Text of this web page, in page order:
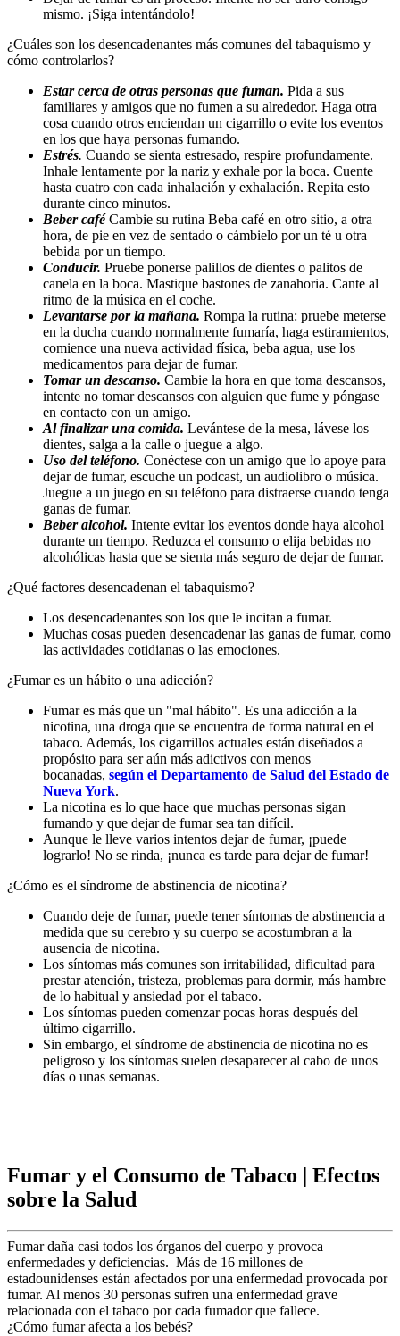
mismo. ¡Siga intentándolo!
¿Cuáles son los desencadenantes más comunes del tabaquismo y
cómo controlarlos?
Estar cerca de otras personas que fuman. Pida a sus
familiares y amigos que no fumen a su alrededor. Haga otra
cosa cuando otros enciendan un cigarrillo o evite los eventos
en los que haya personas fumando.
Estrés. Cuando se sienta estresado, respire profundamente.
Inhale lentamente por la nariz y exhale por la boca. Cuente
hasta cuatro con cada inhalación y exhalación. Repita esto
durante cinco minutos.
Beber caféCambie su rutina Beba café en otro sitio, a otra
hora, de pie en vez de sentado o cámbielo por un té u otra
bebida por un tiempo.
Conducir. Pruebe ponerse palillos de dientes o palitos de
canela en la boca. Mastique bastones de zanahoria. Cante al
ritmo de la música en el coche.
Levantarse por la mañana. Rompa la rutina: pruebe meterse
en la ducha cuando normalmente fumaría, haga estiramientos,
comience una nueva actividad física, beba agua, use los
medicamentos para dejar de fumar.
Tomar un descanso. Cambie la hora en que toma descansos,
intente no tomar descansos con alguien que fume y póngase
en contacto con un amigo.
Al finalizar una comida. Levántese de la mesa, lávese los
dientes, salga a la calle o juegue a algo.
Uso del teléfono. Conéctese con un amigo que lo apoye para
dejar de fumar, escuche un podcast, un audiolibro o música.
Juegue a un juego en su teléfono para distraerse cuando tenga
ganas de fumar.
Beber alcohol. Intente evitar los eventos donde haya alcohol
durante un tiempo. Reduzca el consumo o elija bebidas no
alcohólicas hasta que se sienta más seguro de dejar de fumar.
¿Qué factores desencadenan el tabaquismo?
Los desencadenantes son los que le incitan a fumar.
Muchas cosas pueden desencadenar las ganas de fumar, como
las actividades cotidianas o las emociones.
¿Fumar es un hábito o una adicción?
Fumar es más que un "mal hábito". Es una adicción a la
nicotina, una droga que se encuentra de forma natural en el
tabaco. Además, los cigarrillos actuales están diseñados a
propósito para ser aún más adictivos con menos
bocanadas, según el Departamento de Salud del Estado de
Nueva York.
La nicotina es lo que hace que muchas personas sigan
fumando y que dejar de fumar sea tan difícil.
Aunque le lleve varios intentos dejar de fumar, ¡puede
lograrlo! No se rinda, ¡nunca es tarde para dejar de fumar!
¿Cómo es el síndrome de abstinencia de nicotina?
Cuando deje de fumar, puede tener síntomas de abstinencia a
medida que su cerebro y su cuerpo se acostumbran a la
ausencia de nicotina.
Los síntomas más comunes son irritabilidad, dificultad para
prestar atención, tristeza, problemas para dormir, más hambre
de lo habitual y ansiedad por el tabaco.
Los síntomas pueden comenzar pocas horas después del
último cigarrillo.
Sin embargo, el síndrome de abstinencia de nicotina no es
peligroso y los síntomas suelen desaparecer al cabo de unos
días o unas semanas.
Fumar y el Consumo de Tabaco | Efectos
sobre la Salud
Fumar daña casi todos los órganos del cuerpo y provoca
enfermedades y deficiencias. Más de 16 millones de
estadounidenses están afectados por una enfermedad provocada por
fumar. Al menos 30 personas sufren una enfermedad grave
relacionada con el tabaco por cada fumador que fallece.
¿Cómo fumar afecta a los bebés?